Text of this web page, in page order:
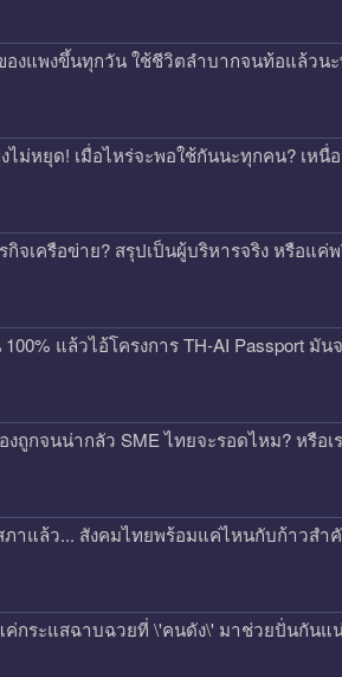
ของแพงขึ้นทุกวัน ใช้ชีวิตลำบากจนท้อแล้วน
ไม่หยุด! เมื่อไหร่จะพอใช้กันนะทุกคน? เหนื่
จเครือข่าย? สรุปเป็นผู้บริหารจริง หรือแค่
แล้วไอ้โครงการ TH-AI Passport มั
ถูกจนน่ากลัว SME ไทยจะรอดไหม? หรือเ
ภาแล้ว... สังคมไทยพร้อมแค่ไหนกับก้าวสำ
ค่กระแสฉาบฉวยที่ \'คนดัง\' มาช่วยปั่นกันแ